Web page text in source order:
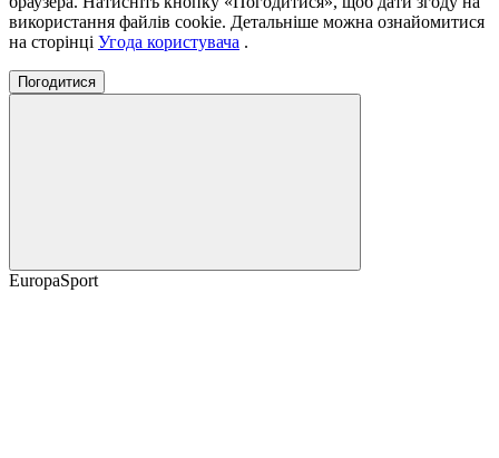
використання файлів cookie. Детальніше можна ознайомитися
на сторінці Угода користувача .
Погодитися
EuropaSport